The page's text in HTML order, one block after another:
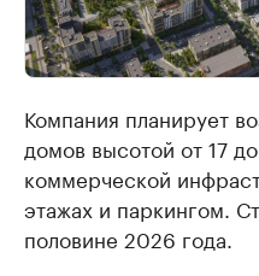
Компания планирует
домов высотой от 17
коммерческой
этажах и паркингом.
половине 2026 года.